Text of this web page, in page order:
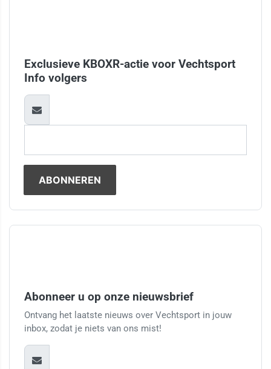
Exclusieve KBOXR-actie voor Vechtsport
Info volgers
Abonneer u op onze nieuwsbrief
Ontvang het laatste nieuws over Vechtsport in jouw
inbox, zodat je niets van ons mist!